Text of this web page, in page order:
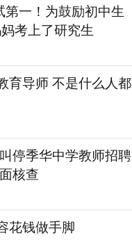
一！为鼓励初中生
考上了研究生
育导师 不是什么人都
停季华中学教师招聘
核查
花钱做手脚